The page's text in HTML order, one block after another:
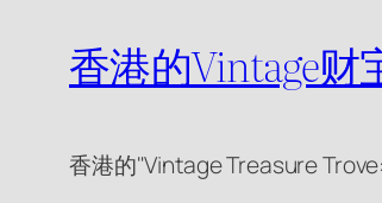
香港的Vintage
香港的"Vintage Treasure